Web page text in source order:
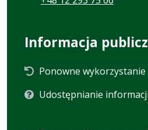
Informacja
Ponowne wykorzystanie
Udostępnianie